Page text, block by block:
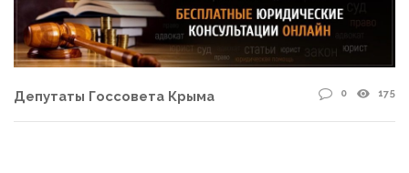
Депутаты Госсовета Крыма 0 175